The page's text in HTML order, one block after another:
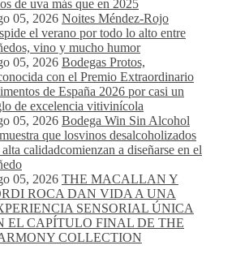
05, 2026 La D.O. Cariñena prevé
este año hasta 5 millones de
de uva más que en 2025
05, 2026 Noites Méndez-Rojo
el verano por todo lo alto entre
vino y mucho humor
05, 2026 Bodegas Protos,
con el Premio Extraordinario
de España 2026 por casi un
de excelencia vitivinícola
05, 2026 Bodega Win Sin Alcohol
que losvinos desalcoholizados
calidadcomienzan a diseñarse en el
05, 2026 THE MACALLAN Y
ROCA DAN VIDA A UNA
SENSORIAL ÚNICA